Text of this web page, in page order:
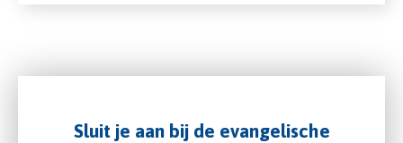
Sluit je aan bij de evangelische